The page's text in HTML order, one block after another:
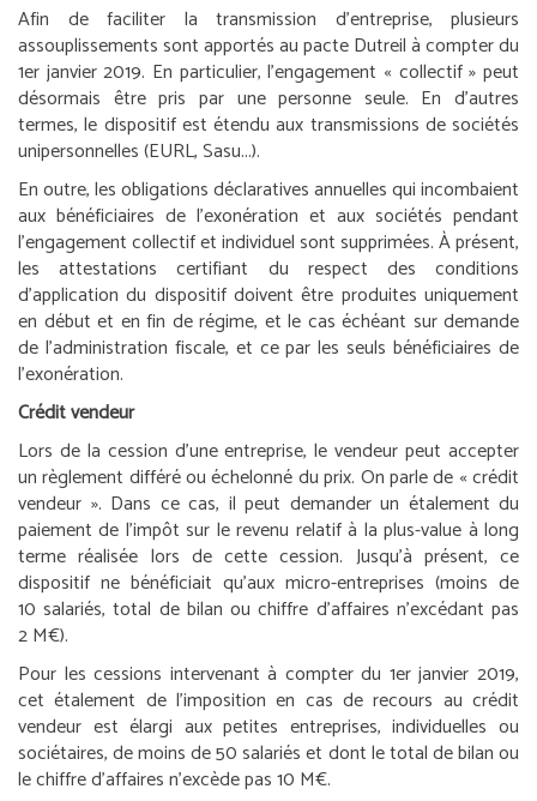
Afin de faciliter la transmission d’entreprise, plusieurs
assouplissements sont apportés au pacte Dutreil à compter du
1er janvier 2019. En particulier, l’engagement « collectif » peut
désormais être pris par une personne seule. En d’autres
termes, le dispositif est étendu aux transmissions de sociétés
unipersonnelles (EURL, Sasu...).
En outre, les obligations déclaratives annuelles qui incombaient
aux bénéficiaires de l’exonération et aux sociétés pendant
l’engagement collectif et individuel sont supprimées. À présent,
les attestations certifiant du respect des conditions
d’application du dispositif doivent être produites uniquement
en début et en fin de régime, et le cas échéant sur demande
de l’administration fiscale, et ce par les seuls bénéficiaires de
l’exonération.
Crédit vendeur
Lors de la cession d’une entreprise, le vendeur peut accepter
un règlement différé ou échelonné du prix. On parle de « crédit
vendeur ». Dans ce cas, il peut demander un étalement du
paiement de l’impôt sur le revenu relatif à la plus-value à long
terme réalisée lors de cette cession. Jusqu’à présent, ce
dispositif ne bénéficiait qu’aux micro-entreprises (moins de
10 salariés, total de bilan ou chiffre d’affaires n’excédant pas
2 M€).
Pour les cessions intervenant à compter du 1erjanvier 2019,
cet étalement de l’imposition en cas de recours au crédit
vendeur est élargi aux petites entreprises, individuelles ou
sociétaires, de moins de 50 salariés et dont le total de bilan ou
le chiffre d’affaires n’excède pas 10 M€.